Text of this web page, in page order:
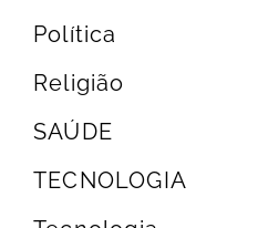
Política
Religião
SAÚDE
TECNOLOGIA